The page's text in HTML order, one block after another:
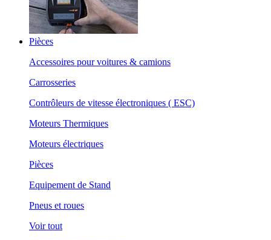
Pièces
Accessoires pour voitures & camions
Carrosseries
Contrôleurs de vitesse électroniques ( ESC)
Moteurs Thermiques
Moteurs électriques
Pièces
Equipement de Stand
Pneus et roues
Voir tout